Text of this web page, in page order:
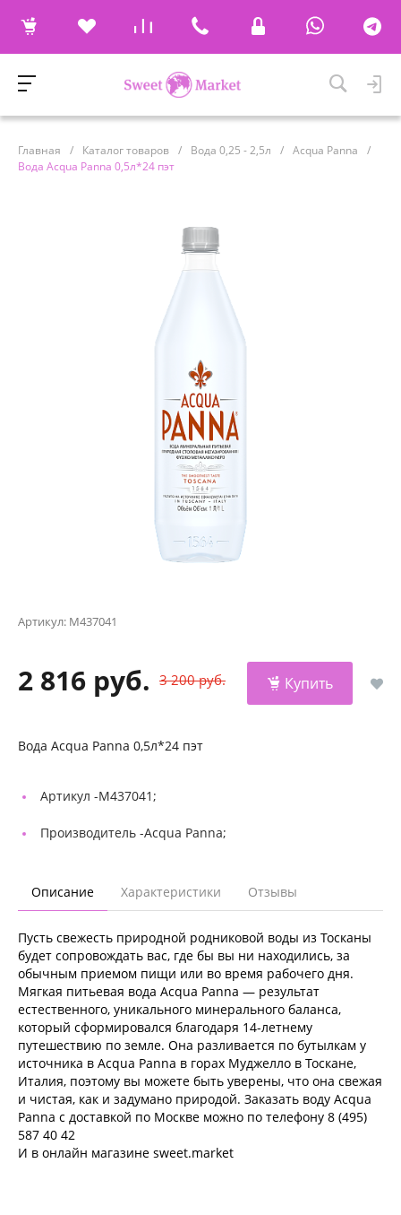
Главная / Каталог товаров / Вода 0,25 - 2,5л / Acqua Panna
/
Вода Acqua Panna 0,5л*24 пэт
Артикул: М437041
2 816 руб. 3 200 руб. Купить
Вода Acqua Panna 0,5л*24 пэт
Артикул -М437041;
Производитель -Acqua Panna;
Описание Характеристики Отзывы
Пусть свежесть природной родниковой воды из Тосканы
будет сопровождать вас, где бы вы ни находились, за
обычным приемом пищи или во время рабочего дня.
Мягкая питьевая вода Acqua Panna — результат
естественного, уникального минерального баланса,
который сформировался благодаря 14-летнему
путешествию по земле. Она разливается по бутылкам у
источника в Acqua Panna в горах Муджелло в Тоскане,
Италия, поэтому вы можете быть уверены, что она свежая
и чистая, как и задумано природой. Заказать воду Acqua
Panna с доставкой по Москве можно по телефону 8 (495)
587 40 42
И в онлайн магазине sweet.market